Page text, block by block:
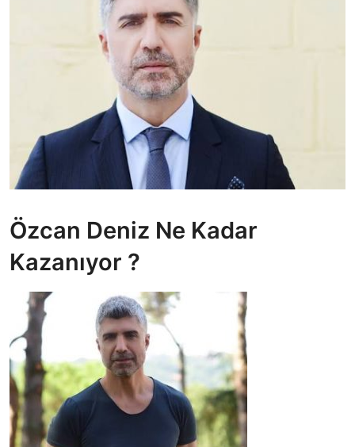
Özcan Deniz Ne Kadar
Kazanıyor ?